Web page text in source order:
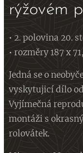
rýžovém
• 2. polovina 20.
• rozměry 187 x
Jedná se o
vyskytujicí dílo
Vyjímečná
montáži s
rolovátek.